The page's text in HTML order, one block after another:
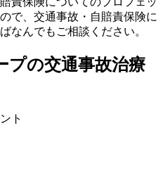
で、交通事故・自賠責保険に
なんでもご相談ください。
プの交通事故治療